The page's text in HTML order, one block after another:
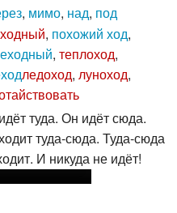
мимо над под
похожий ход
теплоход
ледоход луноход
туда. Он идёт сюда.
туда-сюда. Туда-сюда
И никуда не идёт!